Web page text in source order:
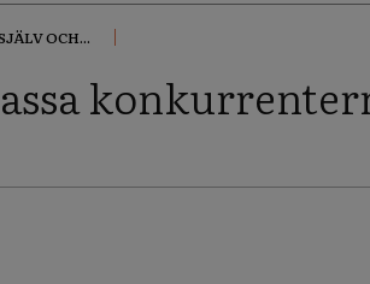
OCH...